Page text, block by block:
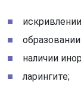
наличии
ларингите;